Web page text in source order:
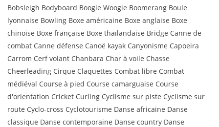
Bobsleigh Bodyboard Boogie Woogie Boomerang Boule
lyonnaise Bowling Boxe américaine Boxe anglaise Boxe
chinoise Boxe française Boxe thaïlandaise Bridge Canne de
combat Canne défense Canoë kayak Canyonisme Capoeira
Carrom Cerf volant Chanbara Char à voile Chasse
Cheerleading Cirque Claquettes Combat libre Combat
médiéval Course à pied Course camarguaise Course
d'orientation Cricket Curling Cyclisme sur piste Cyclisme sur
route Cyclo-cross Cyclotourisme Danse africaine Danse
classique Danse contemporaine Danse country Danse